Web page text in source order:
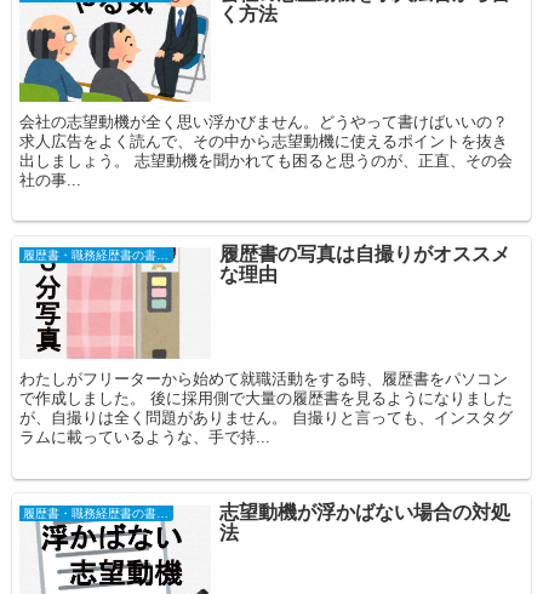
く方法
会社の志望動機が全く思い浮かびません。どうやって書けばいいの？
求人広告をよく読んで、その中から志望動機に使えるポイントを抜き
出しましょう。 志望動機を聞かれても困ると思うのが、正直、その会
社の事...
履歴書・職務経歴書の書き方
履歴書の写真は自撮りがオススメ
な理由
わたしがフリーターから始めて就職活動をする時、履歴書をパソコン
で作成しました。 後に採用側で大量の履歴書を見るようになりました
が、自撮りは全く問題がありません。 自撮りと言っても、インスタグ
ラムに載っているような、手で持...
志望動機が浮かばない場合の対処
法